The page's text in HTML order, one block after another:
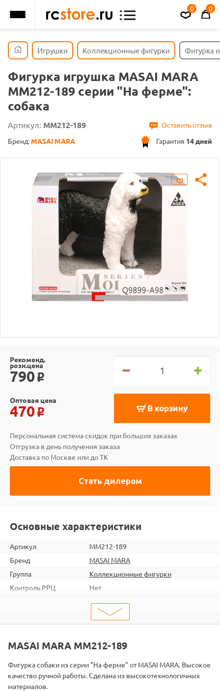
0 0
Игрушки Коллекционные фигурки Фигурка
Фигурка игрушка MASAI MARA
MM212-189 серии "На ферме":
собака
Артикул: MM212-189
Оставить отзыв
Гарантия 14 дней
Бренд: MASAI MARA
Рекоменд.
розн.цена
790 o
В корзину
Оптовая цена
470 o
Персональная система скидок при больших заказах
Отгрузка в день получения заказа
Доставка по Москве или до ТК
Стать дилером
Основные характеристики
Артикул
MM212-189
Бренд
MASAI MARA
Группа
Коллекционные фигурки
Контроль РРЦ
Нет
2000000253503
Животные
MASAI MARA MM212-189
Фигурка собаки из серии "На ферме" от MASAI MARA. Высокое
качество ручной работы. Сделана из высокотехнологичных
материалов.